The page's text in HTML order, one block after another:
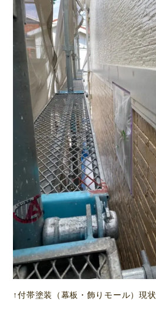
↑付帯塗装（幕板・飾りモール）現状